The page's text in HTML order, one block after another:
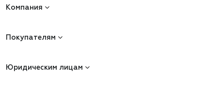
Компания
Покупателям
Юридическим лицам